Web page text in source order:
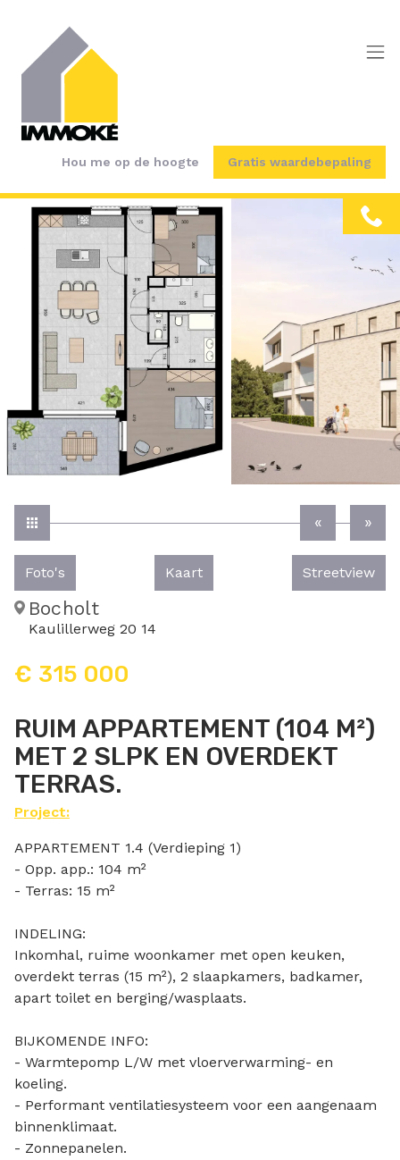
Hou me op de hoogte Gratis waardebepaling
RUIM APPARTEMENT (104 M²)
MET 2 SLPK EN OVERDEKT
TERRAS.
Project:
Bocholt
Kaulillerweg 20 14
€ 315 000
Foto's Kaart Streetview
APPARTEMENT 1.4 (Verdieping 1)
- Opp. app.: 104 m²
- Terras: 15 m²
INDELING:
Inkomhal, ruime woonkamer met open keuken,
overdekt terras (15 m²), 2 slaapkamers, badkamer,
apart toilet en berging/wasplaats.
BIJKOMENDE INFO:
- Warmtepomp L/W met vloerverwarming- en
koeling.
- Performant ventilatiesysteem voor een aangenaam
binnenklimaat.
- Zonnepanelen.